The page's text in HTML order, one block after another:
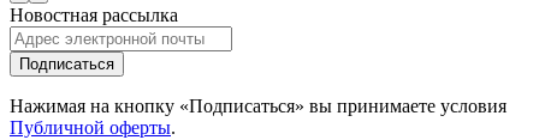
Новостная рассылка
Подписаться
Нажимая на кнопку «Подписаться» вы принимаете условия
Публичной оферты.